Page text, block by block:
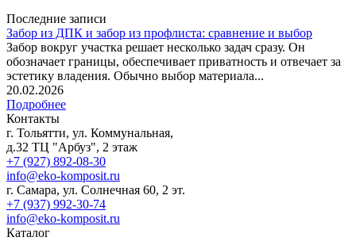
Последние записи
Забор из ДПК и забор из профлиста: сравнение и выбор
Забор вокруг участка решает несколько задач сразу. Он
обозначает границы, обеспечивает приватность и отвечает за
эстетику владения. Обычно выбор материала...
20.02.2026
Подробнее
Контакты
г. Тольятти, ул. Коммунальная,
д.32 ТЦ "Арбуз", 2 этаж
+7 (927) 892-08-30
info@eko-komposit.ru
г. Самара, ул. Солнечная 60, 2 эт.
+7 (937) 992-30-74
info@eko-komposit.ru
Каталог